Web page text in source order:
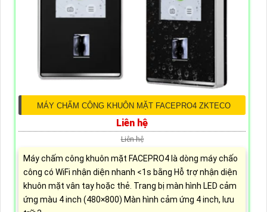
MÁY CHẤM CÔNG KHUÔN MẶT FACEPRO4 ZKTECO
Liên hệ
Liên hệ
Máy chấm công khuôn mặt FACEPRO4 là dòng máy chấo
công có WiFi nhận diện nhanh <1s bằng Hỗ trợ nhận diện
khuôn mặt vân tay hoặc thẻ. Trang bị màn hình LED cảm
ứng màu 4 inch (480×800) Màn hình cảm ứng 4 inch, lưu